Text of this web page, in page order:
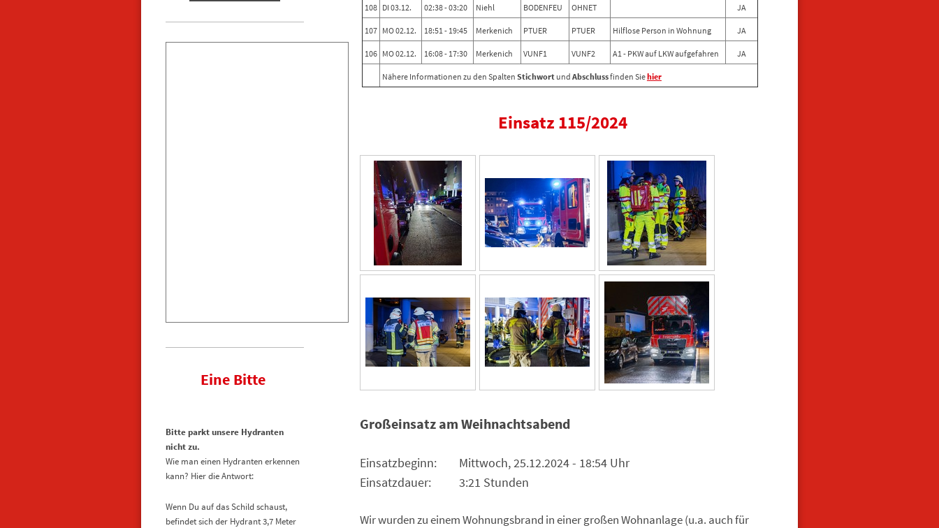
108 DI 03.12. 02:38 - 03:20 Niehl BODENFEU OHNET JA
107 MO 02.12. 18:51 - 19:45 Merkenich PTUER PTUER Hilflose Person in Wohnung JA
106 MO 02.12. 16:08 - 17:30 Merkenich VUNF1 VUNF2 A1 - PKW auf LKW aufgefahren JA
Nähere Informationen zu den Spalten Stichwortund Abschlussfinden Siehier
Einsatz 115/2024
Großeinsatz am Weihnachtsabend
Einsatzbeginn: Mittwoch, 25.12.2024 - 18:54 Uhr
Einsatzdauer: 3:21 Stunden
Wir wurden zu einem Wohnungsbrand in einer großen Wohnanlage (u.a. auch für
Eine Bitte
Bitte parkt unsere Hydranten
nicht zu.
Wie man einen Hydranten erkennen
kann? Hier die Antwort:
Wenn Du auf das Schild schaust,
befindet sich der Hydrant 3,7 Meter